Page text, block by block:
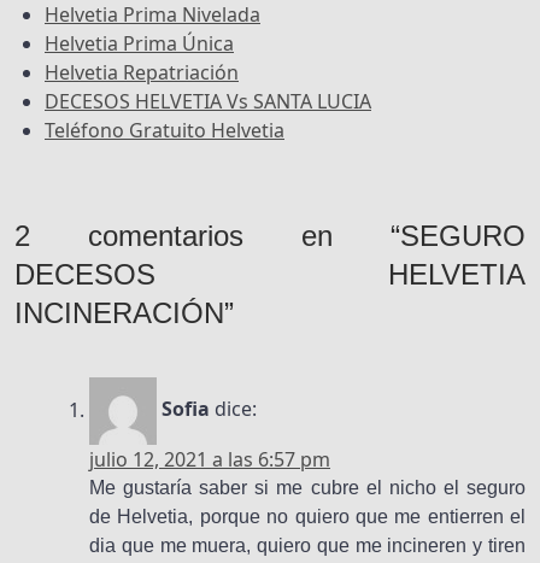
Helvetia Prima Nivelada
Helvetia Prima Única
Helvetia Repatriación
DECESOS HELVETIA Vs SANTA LUCIA
Teléfono Gratuito Helvetia
2 comentarios en “SEGURO
DECESOS HELVETIA
INCINERACIÓN”
Sofia dice:
julio 12, 2021 a las 6:57 pm
Me gustaría saber si me cubre el nicho el seguro
de Helvetia, porque no quiero que me entierren el
dia que me muera, quiero que me incineren y tiren